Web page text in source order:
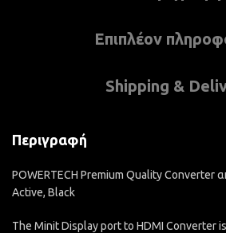
Επιπλέον
Shipping &
Περιγραφή
POWERTECH Premium Quality Converter
Active, Black
The Minit Display port to HDMI Converter